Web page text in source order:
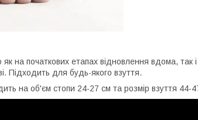
на початкових етапах відновлення вдома, так
Підходить для будь-якого взуття.
на об'єм стопи 24-27 см та розмір взуття 44-